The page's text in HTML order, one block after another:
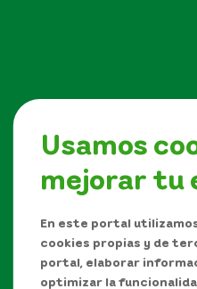
Síguenos en